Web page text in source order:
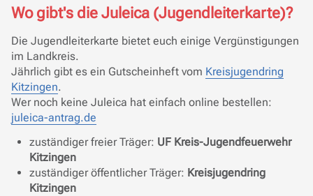
Wo gibt's die Juleica (Jugendleiterkarte)?
Die Jugendleiterkarte bietet euch einige Vergünstigungen
im Landkreis.
Jährlich gibt es ein Gutscheinheft vom Kreisjugendring
Kitzingen.
Wer noch keine Juleica hat einfach online bestellen:
juleica-antrag.de
zuständiger freier Träger: UF Kreis-Jugendfeuerwehr
Kitzingen
zuständiger öffentlicher Träger: Kreisjugendring
Kitzingen